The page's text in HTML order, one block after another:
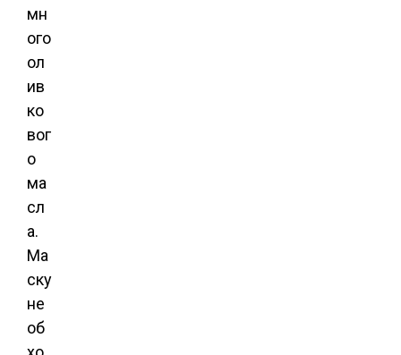
мн
ого
ол
ив
ко
вог
о
ма
сл
а.
Ма
ску
не
об